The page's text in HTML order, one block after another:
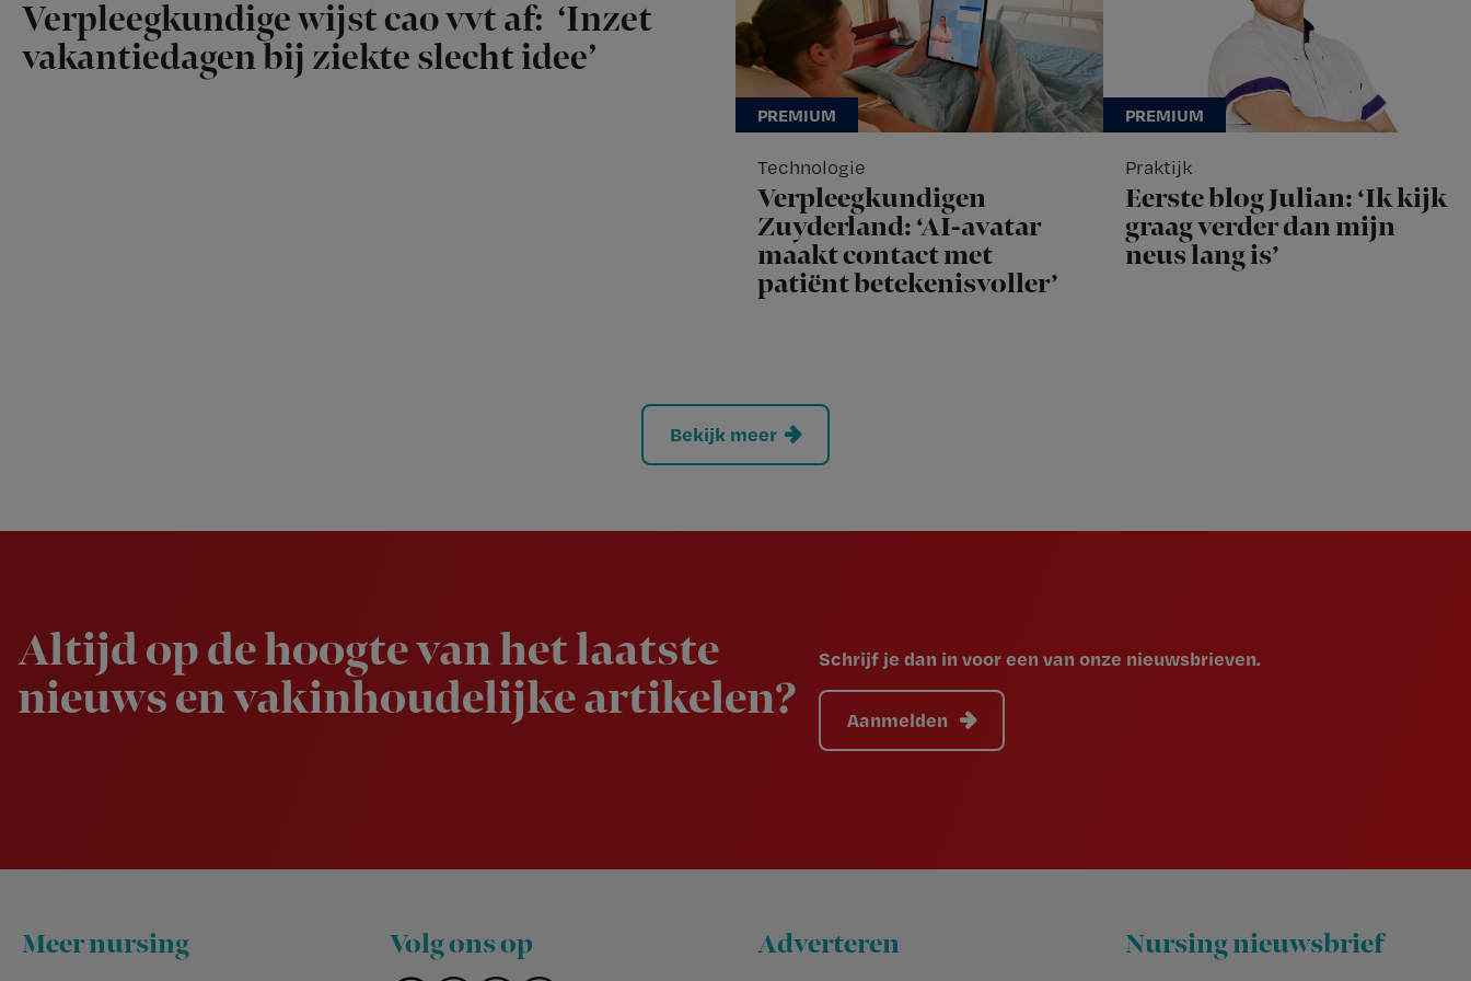
Verpleegkundige wijst cao vvt af: ‘Inzet
vakantiedagen bij ziekte slecht idee’
Technologie
Verpleegkundigen
Zuyderland: ‘AI-avatar
maakt contact met
patiënt betekenisvoller’
Praktijk
Eerste blog Julian: ‘Ik kijk
graag verder dan mijn
neus lang is’
Bekijk meer
Altijd op de hoogte van het laatste
nieuws en vakinhoudelijke artikelen?
Schrijf je dan in voor een van onze nieuwsbrieven.
Aanmelden
Footer
Meer nursing Volg ons op Adverteren Nursing nieuwsbrief